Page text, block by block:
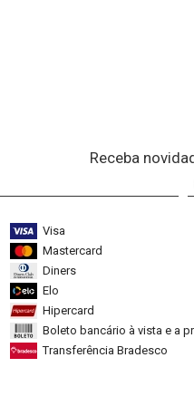
Receba
Visa
Mastercard
Diners
Elo
Hipercard
Boleto bancário à vista e a
Transferência Bradesco